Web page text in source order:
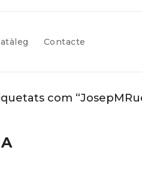
Contacte
com